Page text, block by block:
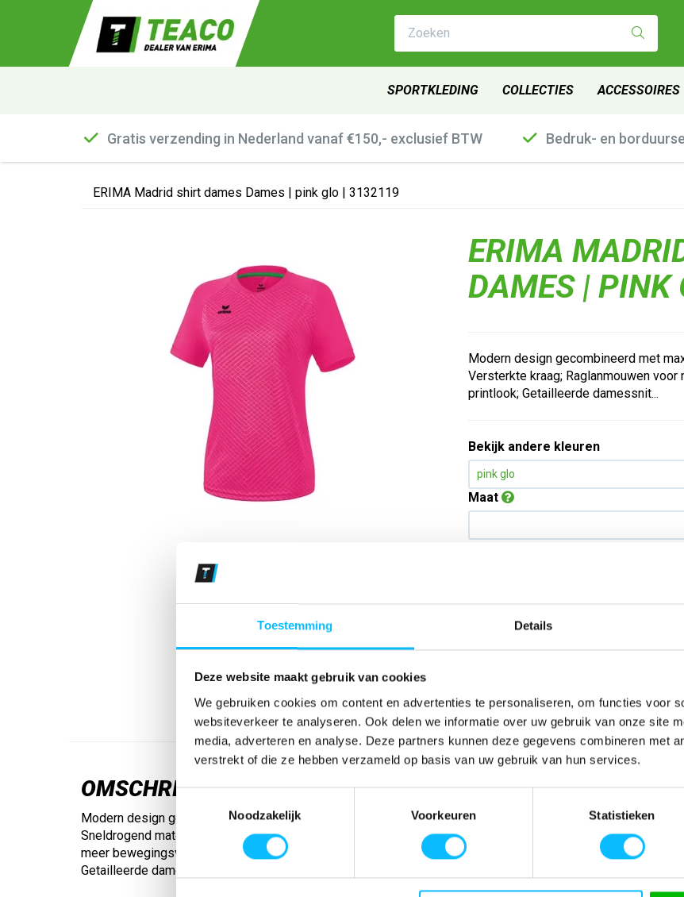
Toestemming Details
Deze website maakt gebruik van cookies
We gebruiken cookies om content en advertenties te personaliseren, om functies voor
websiteverkeer te analyseren. Ook delen we informatie over uw gebruik van onze site
media, adverteren en analyse. Deze partners kunnen deze gegevens combineren met
verstrekt of die ze hebben verzameld op basis van uw gebruik van hun services.
Toestemmingsselectie
Noodzakelijk
Voorkeuren Statistieken
SPORTKLEDING COLLECTIES ACCESSOIRES
Gratis verzending in Nederland vanaf €150,- exclusief BTW Bedruk- en
ERIMA Madrid shirt dames Dames | pink glo | 3132119
ERIMA
DAMES |
Modern design gecombineerd met
Versterkte kraag; Raglanmouwen
printlook; Getailleerde damessnit...
Bekijk andere kleuren
pink glo
Maat
OMSCHRIJVING
Modern design gecombineerd met maximale functionaliteit.
Sneldrogend materiaal; Versterkte kraag; Raglanmouwen voor
meer bewegingsvrijheid; Slijt- en scheurvast; Moderne printlook;
Getailleerde damessnit
SPECIFICATIES
Artikelnummer
-
-
Erima
Materiaal
100%